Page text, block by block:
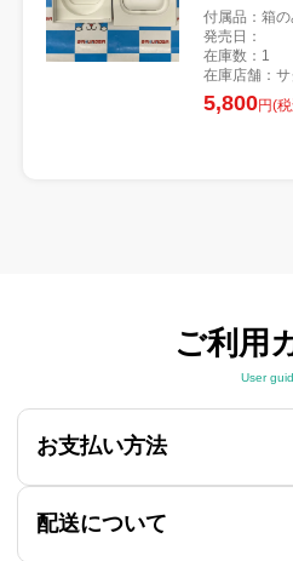
付属品：箱の
発売日：
在庫数：1
在庫店舗：
5,800円(
ご利用
User
お支払い方法
配送について